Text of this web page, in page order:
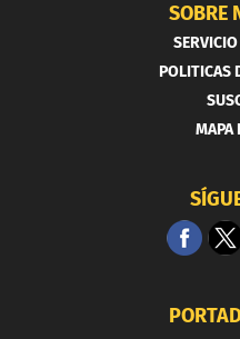
SOBRE
POLITICAS
MAPA